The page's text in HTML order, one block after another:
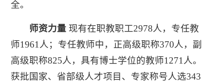
全。
师资力量 现有在职教职工2978人，专任教
师1961人；专任教师中，正高级职称370人，副
高级职称825人，具有博士学位的教师1271人。
获批国家、省部级人才项目、专家称号人选343